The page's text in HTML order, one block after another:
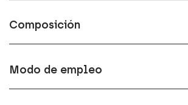
Composición
Modo de empleo